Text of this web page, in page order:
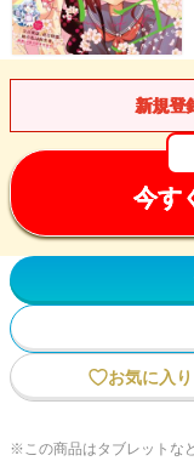
新規登
今す
お気に入り
※この商品はタブレットな